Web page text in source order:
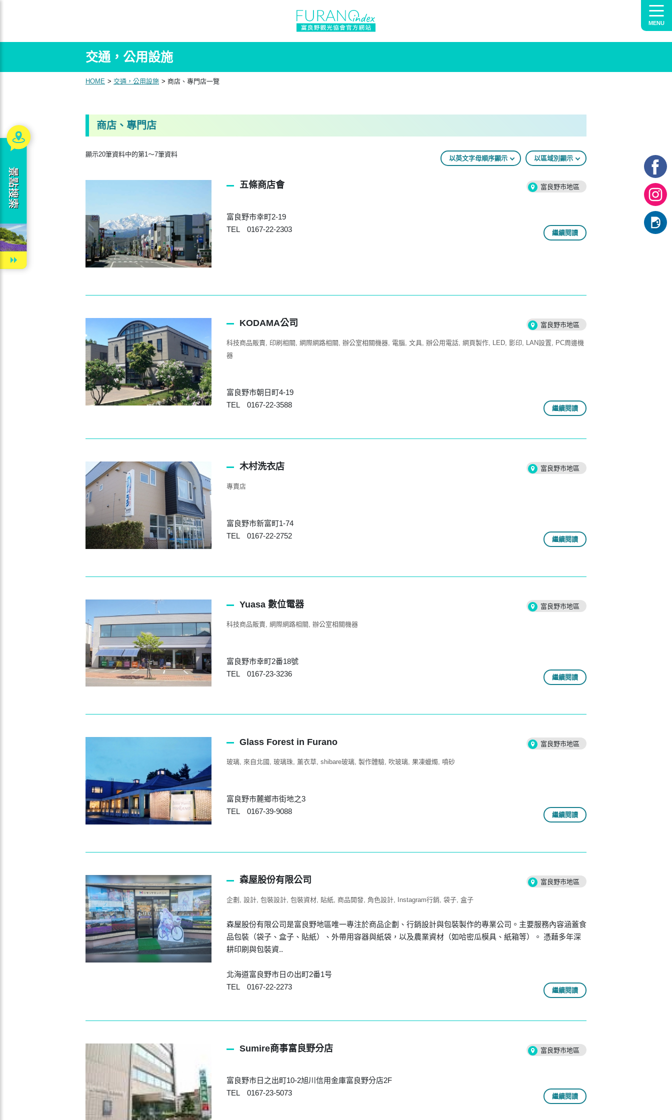
MENU
交通，公用設施
HOME 交通，公用設施 商店、專門店一覽
商店、專門店
顯示20筆資料中的第1～7筆資料
以英文字母順序顯示 以區域別顯示
五條商店會 富良野市地區
富良野市幸町2-19
TEL 0167-22-2303
繼續閱讀
KODAMA公司 富良野市地區
科技商品販賣 印刷相關 網際網路相關 辦公室相關機器 電腦 文具 辦公用電話 網頁製作 LED 影印 LAN設置
PC周邊機
器
富良野市朝日町4-19
TEL 0167-22-3588
繼續閱讀
木村洗衣店 富良野市地區
專賣店
富良野市新富町1-74
TEL 0167-22-2752
繼續閱讀
Yuasa 數位電器 富良野市地區
科技商品販賣 網際網路相關 辦公室相關機器
富良野市幸町2番18號
TEL 0167-23-3236
繼續閱讀
Glass Forest in Furano 富良野市地區
玻璃 來自北國 玻璃珠 薰衣草 shibare玻璃 製作體驗 吹玻璃 果凍蠟燭 噴砂
富良野市麓鄉市街地之3
TEL 0167-39-9088
繼續閱讀
森屋股份有限公司 富良野市地區
企劃 設計 包裝設計 包裝資材 貼紙 商品開發 角色設計 Instagram行銷 袋子 盒子
森屋股份有限公司是富良野地區唯一專注於商品企劃、行銷設計與包裝製作的專業公司。主要服務內容涵蓋食
品包裝（袋子、盒子、貼紙）、外帶用容器與紙袋，以及農業資材（如哈密瓜模具、紙箱等）。 憑藉多年深
耕印刷與包裝資..
北海道富良野市日の出町2番1号
TEL 0167-22-2273
繼續閱讀
Sumire商事富良野分店 富良野市地區
富良野市日之出町10-2旭川信用金庫富良野分店2F
TEL 0167-23-5073
繼續閱讀